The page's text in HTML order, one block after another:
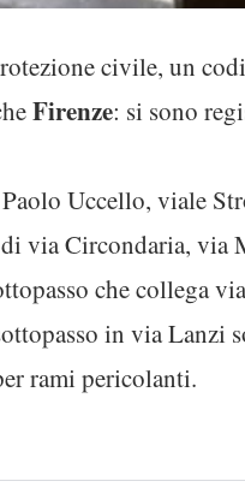
civile, un
Firenze: si sono
Uccello, viale
via Circondaria, via
che collega
in via Lanzi
rami pericolanti.